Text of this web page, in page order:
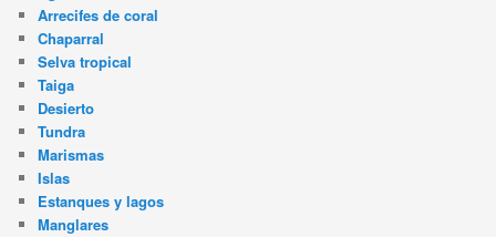
Arrecifes de coral
Chaparral
Selva tropical
Taiga
Desierto
Tundra
Marismas
Islas
Estanques y lagos
Manglares